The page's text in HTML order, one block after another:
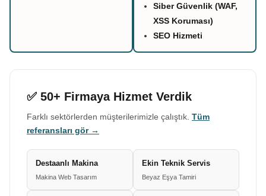
Siber Güvenlik (WAF,
XSS Koruması)
SEO Hizmeti
✅ 50+ Firmaya Hizmet Verdik
Farklı sektörlerden müşterilerimizle çalıştık. Tüm
referansları gör →
Destaanlı Makina
Makina Web Tasarım
Ekin Teknik Servis
Beyaz Eşya Tamiri